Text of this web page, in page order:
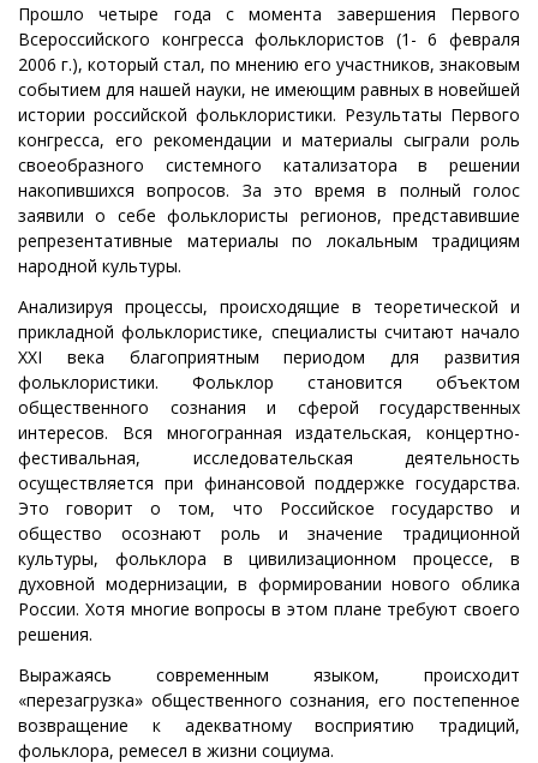
Прошло четыре года с момента завершения Первого
Всероссийского конгресса фольклористов (1- 6 февраля
2006 г.), который стал, по мнению его участников, знаковым
событием для нашей науки, не имеющим равных в новейшей
истории российской фольклористики. Результаты Первого
конгресса, его рекомендации и материалы сыграли роль
своеобразного системного катализатора в решении
накопившихся вопросов. За это время в полный голос
заявили о себе фольклористы регионов, представившие
репрезентативные материалы по локальным традициям
народной культуры.
Анализируя процессы, происходящие в теоретической и
прикладной фольклористике, специалисты считают начало
ХХI века благоприятным периодом для развития
фольклористики. Фольклор становится объектом
общественного сознания и сферой государственных
интересов. Вся многогранная издательская, концертно-
фестивальная, исследовательская деятельность
осуществляется при финансовой поддержке государства.
Это говорит о том, что Российское государство и
общество осознают роль и значение традиционной
культуры, фольклора в цивилизационном процессе, в
духовной модернизации, в формировании нового облика
России. Хотя многие вопросы в этом плане требуют своего
решения.
Выражаясь современным языком, происходит
«перезагрузка» общественного сознания, его постепенное
возвращение к адекватному восприятию традиций,
фольклора, ремесел в жизни социума.